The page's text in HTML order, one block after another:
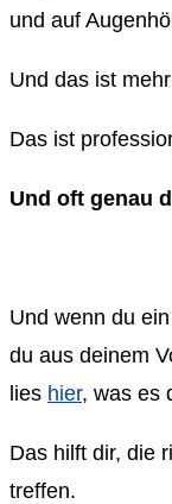
und auf
Und das ist
Das ist
Und oft genau
Und wenn du
du aus deinem
lies hier, was es
Das hilft dir, die
treffen.